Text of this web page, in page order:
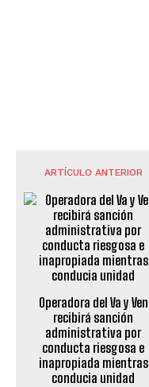
ARTÍCULO ANTERIOR
Operadora del Va y Ven
recibirá sanción
administrativa por
conducta riesgosa e
inapropiada mientras
conducia unidad